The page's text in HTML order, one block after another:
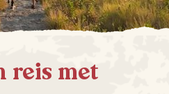
reis met